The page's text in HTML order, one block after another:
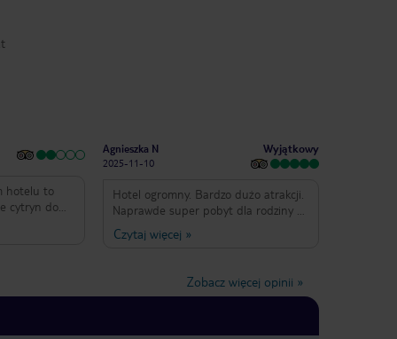
hotelu to
cytryn do
szklanek.
do kawy.
Agnieszka N
2025-11-10
Wyjątkowy
Hotel ogromny. Bardzo dużo atrakcji.
Naprawde super pobyt dla rodziny z
dziećmi. Jedzenia bardzo duzo , wiec
każdy znajdzie coś dla siebie.
tematyczne- włoski, turecki, owoce
morza. Pokoje przestronne. Obsługa
Czytaj więcej »
Zobacz więcej opinii »